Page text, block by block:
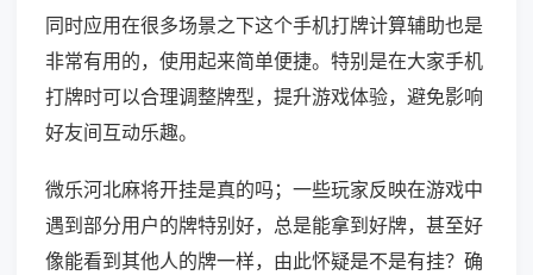
同时应用在很多场景之下这个手机打牌计算辅助也是
非常有用的，使用起来简单便捷。特别是在大家手机
打牌时可以合理调整牌型，提升游戏体验，避免影响
好友间互动乐趣。
微乐河北麻将开挂是真的吗；一些玩家反映在游戏中
遇到部分用户的牌特别好，总是能拿到好牌，甚至好
像能看到其他人的牌一样，由此怀疑是不是有挂？确